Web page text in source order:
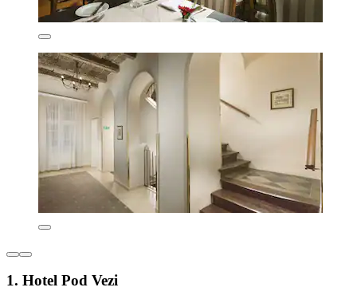
1. Hotel Pod Vezi